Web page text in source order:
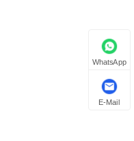
WhatsApp
E-Mail